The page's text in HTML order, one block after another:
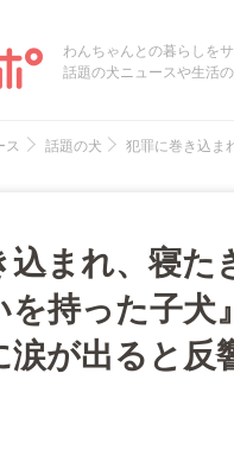
わんちゃんとの暮らしを
話題の犬ニュースや生活
ス 話題の犬
犯罪に巻き込ま
込まれ、寝た
持った子
が出ると反